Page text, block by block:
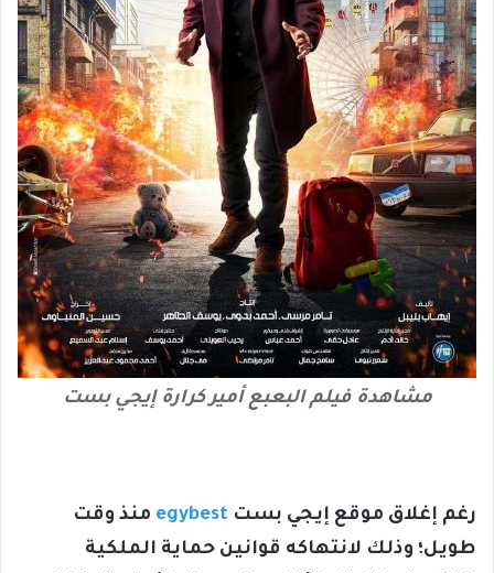
مشاهدة فيلم البعبع أمير كرارة إيجي بست
رغم إغلاق موقع إيجي بست egybest منذ وقت
طويل؛ وذلك لانتهاكه قوانين حماية الملكية